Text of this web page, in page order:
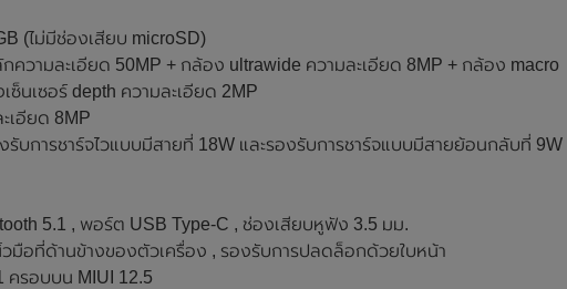
(ไม่มีช่องเสียบ microSD)
วามละเอียด 50MP + กล้อง ultrawide ความละเอียด 8MP + กล้อง macro
ซ็นเซอร์ depth ความละเอียด 2MP
เอียด 8MP
รับการชาร์จไวแบบมีสายที่ 18W และรองรับการชาร์จแบบมีสายย้อนกลับที่ 9W
5.1 , พอร์ต USB Type-C , ช่องเสียบหูฟัง 3.5 มม.
มือที่ด้านข้างของตัวเครื่อง , รองรับการปลดล็อกด้วยใบหน้า
ครอบบน MIUI 12.5